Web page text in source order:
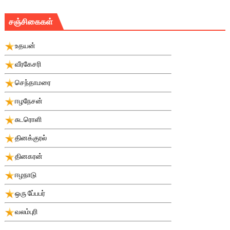
சஞ்சிகைகள்
உதயன்
வீரகேசரி
செந்தாமரை
ஈழநேசன்
சுடரொளி
தினக்குரல்
தினகரன்
ஈழநாடு
ஒரு பே்பபர்
வலம்புரி